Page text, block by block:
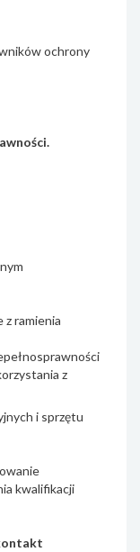
ochrony
ramienia
z
i sprzętu
kwalifikacji